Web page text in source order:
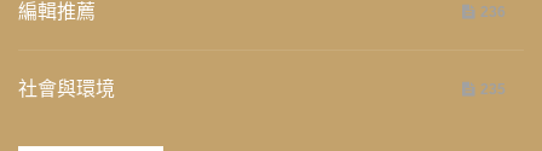
編輯推薦 236
社會與環境 235